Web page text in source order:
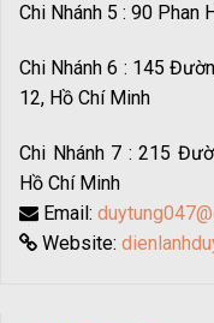
Chi Nhánh 5 : 90 Phan
Chi Nhánh 6 : 145
12, Hồ Chí Minh
Chi Nhánh 7 : 215
Hồ Chí Minh
Email:
Website: